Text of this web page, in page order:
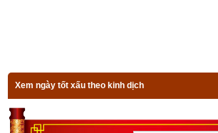
Nhân Mệnh Trong Kinh Dịch
Dịch kinh đại toàn – Kinh dịch
Xem ngày tốt xấu theo kinh dịch